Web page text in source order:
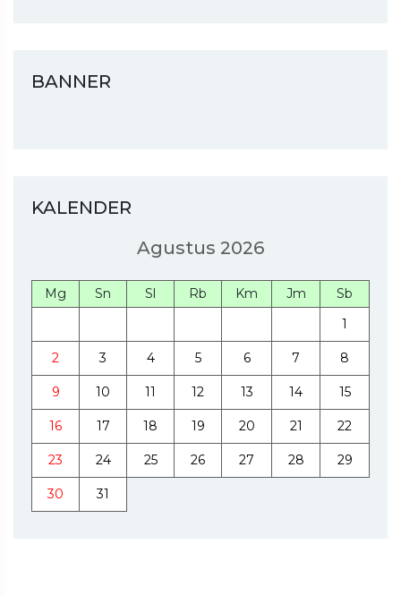
BANNER
KALENDER
Agustus 2026
Mg Sn Sl Rb Km Jm
Sb
1
2 3 4 5 6 7 8
9 10 11 12 13 14 15
16 17 18 19 20 21 22
23 24 25 26 27 28 29
30 31